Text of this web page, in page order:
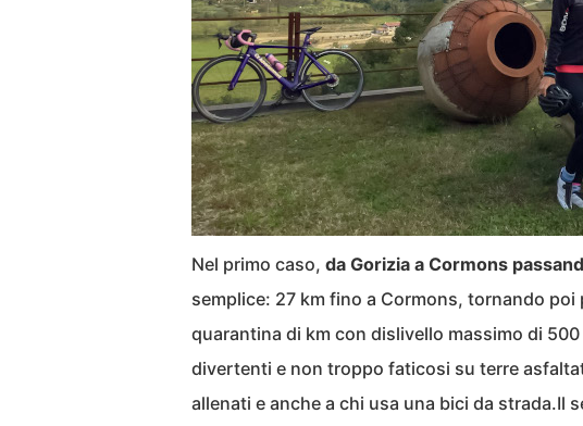
Nel primo caso, da Gorizia a Cormons
semplice: 27 km fino a Cormons, tornando
quarantina di km con dislivello massimo di
divertenti e non troppo faticosi su terre
allenati e anche a chi usa una bici da strada.Il